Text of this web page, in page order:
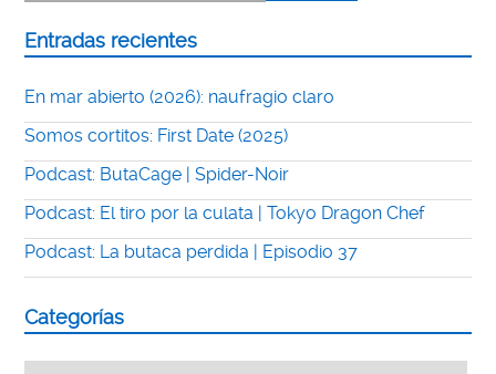
Entradas recientes
En mar abierto (2026): naufragio claro
Somos cortitos: First Date (2025)
Podcast: ButaCage | Spider-Noir
Podcast: El tiro por la culata | Tokyo Dragon Chef
Podcast: La butaca perdida | Episodio 37
Categorías